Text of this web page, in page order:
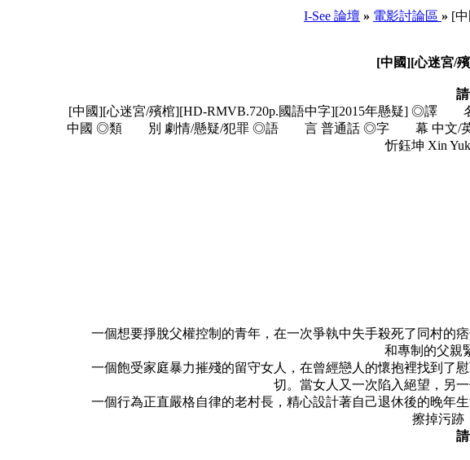
I-See 論壇 » 電影討論區 » [
[中國][心迷宮/
[中國][心迷宮/殯棺][HD-RMVB.720p.國語中字][2015年懸疑] ◎
中國 ◎類 別 劇情/懸疑/犯罪 ◎語 言 普通話 ◎字 幕 中文/英
忻鈺坤 Xin
張
賈致
一個想要掙脫父權控制的青年，在一次爭執中失手殺死了同村的痞
和專制的父親
一個飽受家庭暴力摧殘的留守女人，在曾經戀人的懷抱裡找到了慰
切。當女人又一次陷入絕望，另
一個行為正直嚴格自律的老村長，精心設計著自己退休後的晚年生
擦掉污